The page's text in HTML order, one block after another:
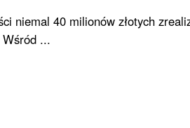
niemal 40 milionów złotych
...